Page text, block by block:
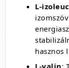
L-
hasznos
L-valin: